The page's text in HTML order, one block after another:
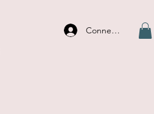
Connexion